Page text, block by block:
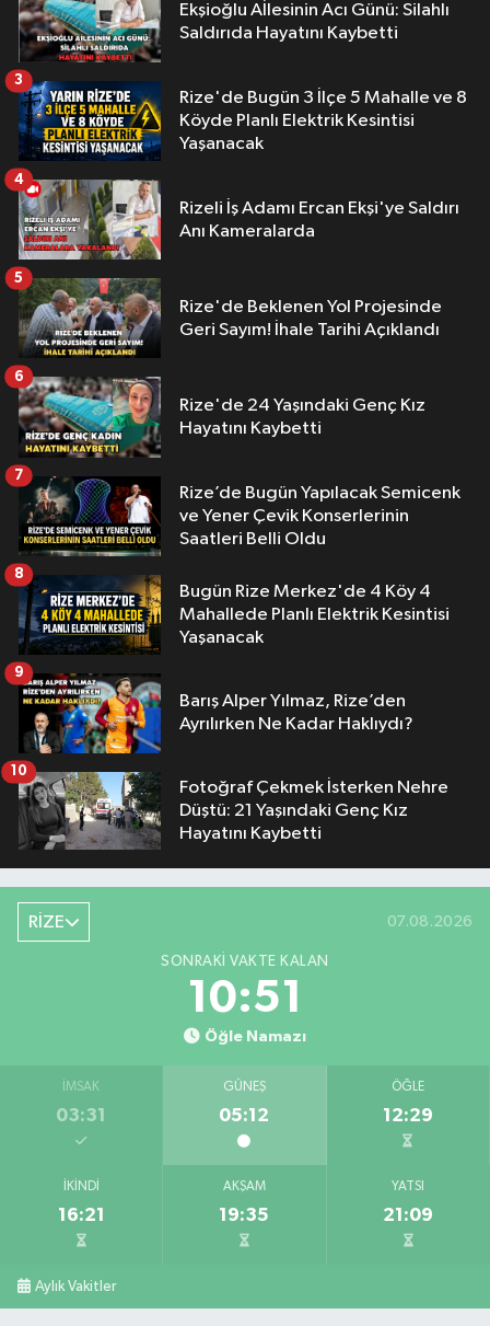
Ekşioğlu Aİlesinin Acı Günü: Silahlı
Saldırıda Hayatını Kaybetti
Rize'de Bugün 3 İlçe 5 Mahalle ve 8
Köyde Planlı Elektrik Kesintisi
Yaşanacak
3
Rizeli İş Adamı Ercan Ekşi'ye Saldırı
Anı Kameralarda
4
Rize'de Beklenen Yol Projesinde
Geri Sayım! İhale Tarihi Açıklandı
5
Rize'de 24 Yaşındaki Genç Kız
Hayatını Kaybetti
6
Rize’de Bugün Yapılacak Semicenk
ve Yener Çevik Konserlerinin
Saatleri Belli Oldu
7
Bugün Rize Merkez'de 4 Köy 4
Mahallede Planlı Elektrik Kesintisi
Yaşanacak
8
Barış Alper Yılmaz, Rize’den
Ayrılırken Ne Kadar Haklıydı?
9
Fotoğraf Çekmek İsterken Nehre
Düştü: 21 Yaşındaki Genç Kız
Hayatını Kaybetti
10
RİZE 07.08.2026
SONRAKI VAKTE KALAN
10:50
Öğle Namazı
İMSAK
03:31
GÜNEŞ
05:12
ÖĞLE
12:29
İKINDI
16:21
AKŞAM
19:35
YATSI
21:09
Aylık Vakitler